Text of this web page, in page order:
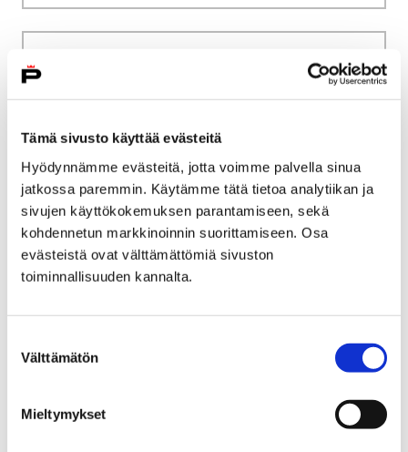
Tämä sivusto käyttää evästeitä
Hyödynnämme evästeitä, jotta voimme palvella sinua
jatkossa paremmin. Käytämme tätä tietoa analytiikan ja
sivujen käyttökokemuksen parantamiseen, sekä
kohdennetun markkinoinnin suorittamiseen. Osa
evästeistä ovat välttämättömiä sivuston
toiminnallisuuden kannalta.
valinta
Välttämätön
Mieltymykset
Perinteikäs museo vahvasti kiinni nykypäivässä
Perinteikäs museo
vahvasti kiinni
nykypäivässä
Museoon töihin tai harjoitteluun?
Museoon töihin tai